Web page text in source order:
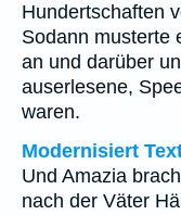
Hundertschaften
Sodann musterte
an und darüber
auserlesene,
waren.
Modernisiert
Und Amazia
nach der Väter